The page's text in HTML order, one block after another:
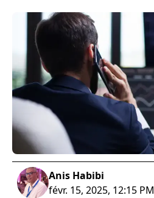
Anis Habibi
févr. 15, 2025, 12:15 PM